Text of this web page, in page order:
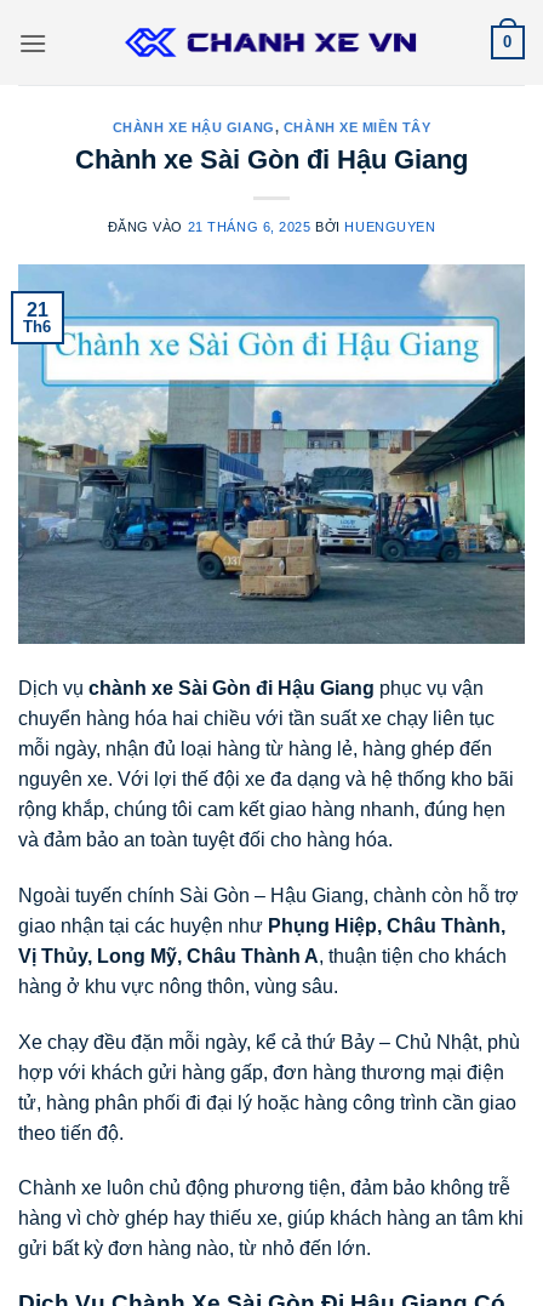
qua
0
CHÀNH XE HẬU GIANG, CHÀNH XE MIỀN TÂY
Chành xe Sài Gòn đi Hậu Giang
ĐĂNG VÀO 21 THÁNG 6, 2025 BỞIHUENGUYEN
21
Th6
Dịch vụ chành xe Sài Gòn đi Hậu Giang phục vụ vận
chuyển hàng hóa hai chiều với tần suất xe chạy liên tục
mỗi ngày, nhận đủ loại hàng từ hàng lẻ, hàng ghép đến
nguyên xe. Với lợi thế đội xe đa dạng và hệ thống kho bãi
rộng khắp, chúng tôi cam kết giao hàng nhanh, đúng hẹn
và đảm bảo an toàn tuyệt đối cho hàng hóa.
Ngoài tuyến chính Sài Gòn – Hậu Giang, chành còn hỗ trợ
giao nhận tại các huyện như Phụng Hiệp, Châu Thành,
Vị Thủy, Long Mỹ, Châu Thành A, thuận tiện cho khách
hàng ở khu vực nông thôn, vùng sâu.
Xe chạy đều đặn mỗi ngày, kể cả thứ Bảy – Chủ Nhật, phù
hợp với khách gửi hàng gấp, đơn hàng thương mại điện
tử, hàng phân phối đi đại lý hoặc hàng công trình cần giao
theo tiến độ.
Chành xe luôn chủ động phương tiện, đảm bảo không trễ
hàng vì chờ ghép hay thiếu xe, giúp khách hàng an tâm khi
gửi bất kỳ đơn hàng nào, từ nhỏ đến lớn.